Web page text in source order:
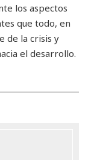
los aspectos
que todo, en
de la crisis y
el desarrollo.